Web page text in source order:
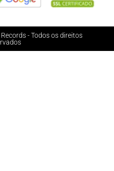
- Todos os direitos